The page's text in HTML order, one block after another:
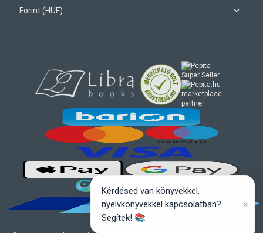
Forint (HUF)
marketplace
partner
Kérdésed van könyvekkel,
nyelvkönyvekkel kapcsolatban?
Segítek! 📚
×